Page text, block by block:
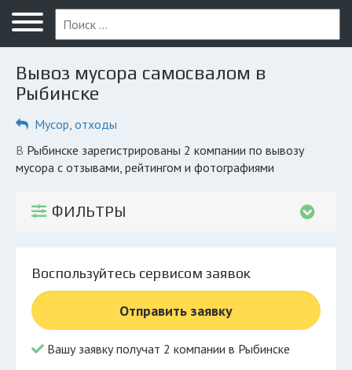
Меню
Главная
Вопрос юристу
Компании
Экоблог
© 2026 Все права защищены
Вывоз мусора самосвалом в
Рыбинске
Мусор, отходы
в Рыбинске зарегистрированы 2 компании по вывозу
мусора с отзывами, рейтингом и фотографиями
ФИЛЬТРЫ
Воспользуйтесь сервисом заявок
Отправить заявку
Вашу заявку получат 2 компании в Рыбинске